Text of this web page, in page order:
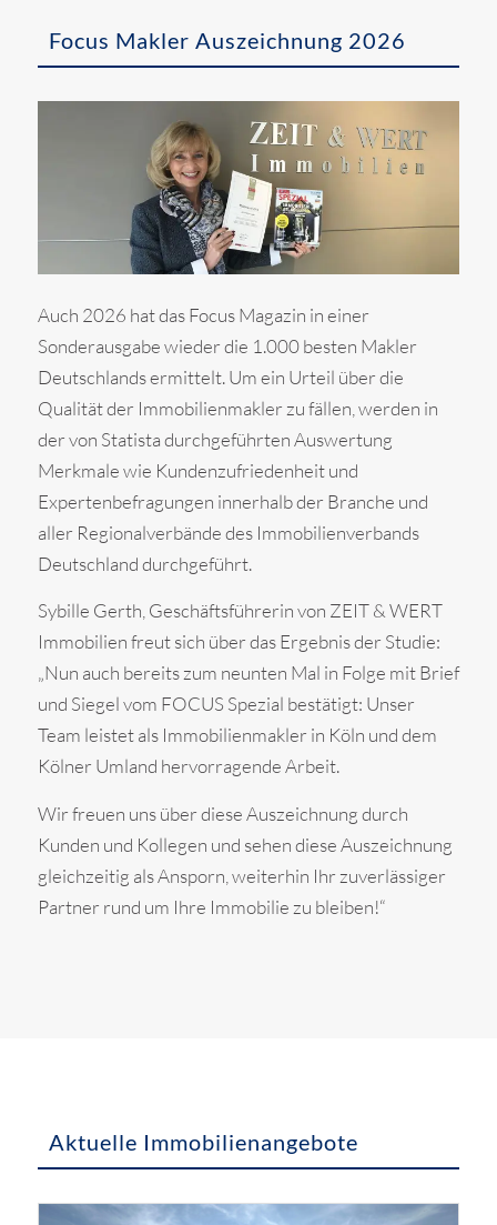
Focus Makler Auszeichnung 2026
Auch 2026 hat das Focus Magazin in einer
Sonderausgabe wieder die 1.000 besten Makler
Deutschlands ermittelt. Um ein Urteil über die
Qualität der Immobilienmakler zu fällen, werden in
der von Statista durchgeführten Auswertung
Merkmale wie Kundenzufriedenheit und
Expertenbefragungen innerhalb der Branche und
aller Regionalverbände des Immobilienverbands
Deutschland durchgeführt.
Sybille Gerth, Geschäftsführerin von ZEIT & WERT
Immobilien freut sich über das Ergebnis der Studie:
„Nun auch bereits zum neunten Mal in Folge mit Brief
und Siegel vom FOCUS Spezial bestätigt: Unser
Team leistet als Immobilienmakler in Köln und dem
Kölner Umland hervorragende Arbeit.
Wir freuen uns über diese Auszeichnung durch
Kunden und Kollegen und sehen diese Auszeichnung
gleichzeitig als Ansporn, weiterhin Ihr zuverlässiger
Partner rund um Ihre Immobilie zu bleiben!“
Aktuelle Immobilienangebote